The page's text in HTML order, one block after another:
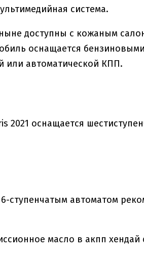
система.
доступны с кожаным
оснащается
или автоматической КПП.
2021 оснащается
ступенчатым автоматом